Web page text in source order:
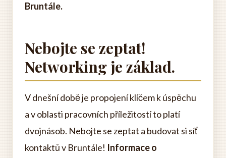
Bruntále.
Nebojte se zeptat!
Networking je základ.
V dnešní době je propojení klíčem k úspěchu
a v oblasti pracovních příležitostí to platí
dvojnásob. Nebojte se zeptat a budovat si síť
kontaktů v Bruntále! Informace o